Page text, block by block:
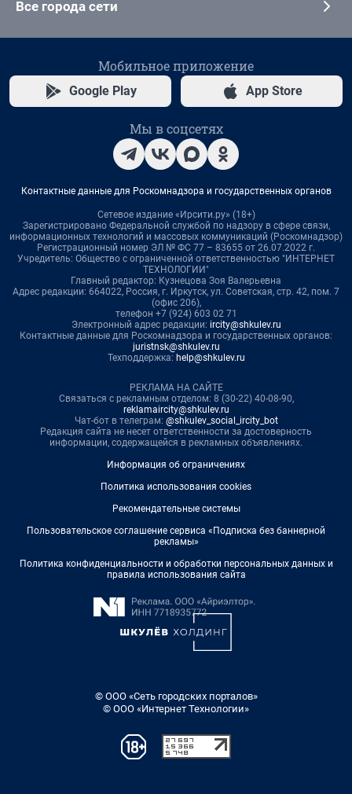
Все города сети
Мобильное приложение
Google Play App Store
Мы в соцсетях
Контактные данные для Роскомнадзора и государственных органов
Сетевое издание «Ирсити.ру» (18+)
Зарегистрировано Федеральной службой по надзору в сфере связи,
информационных технологий и массовых коммуникаций (Роскомнадзор)
Регистрационный номер ЭЛ № ФС 77 – 83655 от 26.07.2022 г.
Учредитель: Общество с ограниченной ответственностью "ИНТЕРНЕТ
ТЕХНОЛОГИИ"
Главный редактор: Кузнецова Зоя Валерьевна
Адрес редакции: 664022, Россия, г. Иркутск, ул. Советская, стр. 42, пом. 7
(офис 206),
телефон +7 (924) 603 02 71
Электронный адрес редакции: ircity@shkulev.ru
Контактные данные для Роскомнадзора и государственных органов:
juristnsk@shkulev.ru
Техподдержка: help@shkulev.ru
РЕКЛАМА НА САЙТЕ
Связаться с рекламным отделом: 8 (30-22) 40-08-90,
reklamaircity@shkulev.ru
Чат-бот в телеграм: @shkulev_social_ircity_bot
Редакция сайта не несет ответственности за достоверность
информации, содержащейся в рекламных объявлениях.
Информация об ограничениях
Политика использования cookies
Рекомендательные системы
Пользовательское соглашение сервиса «Подписка без баннерной
рекламы»
Политика конфиденциальности и обработки персональных данных и
правила использования сайта
© ООО «Сеть городских порталов»
© ООО «Интернет Технологии»